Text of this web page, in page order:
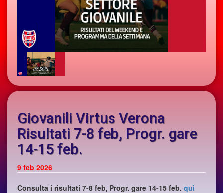
Giovanili Virtus Verona
Risultati 7-8 feb, Progr. gare
14-15 feb.
9 feb 2026
Consulta i risultati 7-8 feb, Progr. gare 14-15 feb. quì